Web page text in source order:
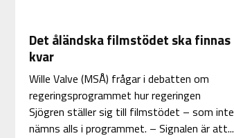
Det åländska filmstödet ska finnas
kvar
Wille Valve (MSÅ) frågar i debatten om
regeringsprogrammet hur regeringen
Sjögren ställer sig till filmstödet – som inte
nämns alls i programmet. – Signalen är att...